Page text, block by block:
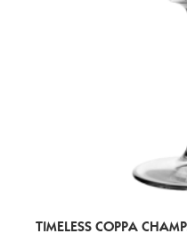
TIMELESS COPPA